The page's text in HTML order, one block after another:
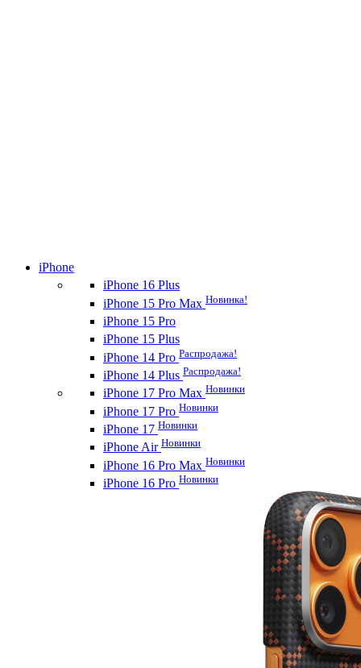
iPhone
iPhone 16 Plus
iPhone 15 Pro Max Новинка!
iPhone 15 Pro
iPhone 15 Plus
iPhone 14 Pro Распродажа!
iPhone 14 Plus Распродажа!
iPhone 17 Pro Max Новинки
iPhone 17 Pro Новинки
iPhone 17 Новинки
iPhone Air Новинки
iPhone 16 Pro Max Новинки
iPhone 16 Pro Новинки